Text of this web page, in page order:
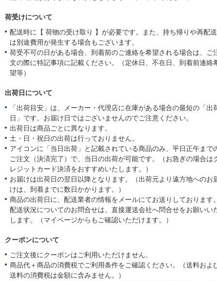
荷受けについて
配送時に【 荷物の受け取り 】が必要です。また、持ち帰りや再配
は別途費用が発生する場合もございます。
荷受不可の日がある場合、到着前のご連絡を希望される場合は、ご
文の際に特記事項に記載ください。（定休日、不在日、到着前連絡
望等）
出荷日について
「出荷目安」は、メーカー・代理店に在庫がある場合の最短の「出
日」です。お届け日ではございませんのでご注意ください。
出荷日は商品ごとに異なります。
土・日・祝日の出荷は行っておりません。
アイコンに「当日出荷」と記載されている商品のみ、平日正午まで
ご注文（決済完了）で、当日の出荷が可能です。（お急ぎの場合は
レジットカード決済をおすすめいたします。）
お届けは出荷日の翌日以降となります。（出荷元より遠方地へのお
けは、到着までに数日かかります。）
商品の出荷日に、配送業者の情報をメールにてお送りしております
配送状況についてのお問合せは、直接運送会社へ問合せをお願いい
します。（マイページからもご確認いただけます。）
クーポンについて
ご注文後にクーポンはご利用いただけません。
商品代＋商品の消費税でご利用条件をご確認ください。（送料およ
送料の消費税は金額に含みません。）